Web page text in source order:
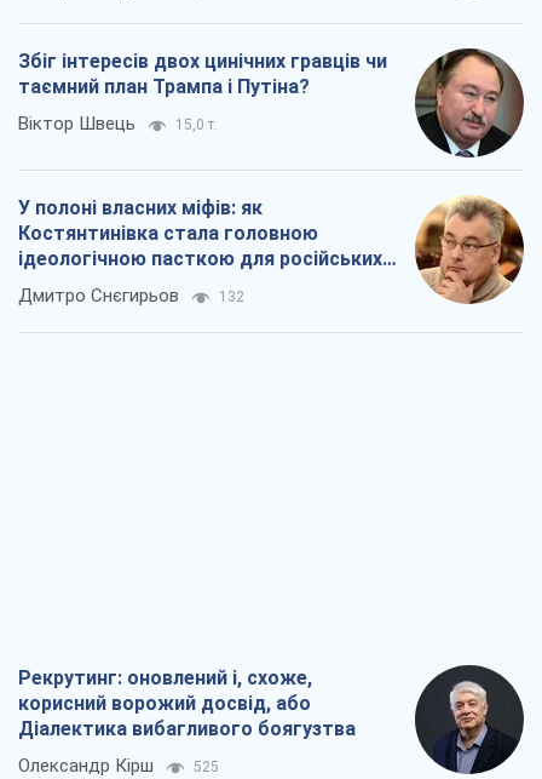
Збіг інтересів двох цинічних гравців чи
таємний план Трампа і Путіна?
Віктор Швець 15,0 т.
У полоні власних міфів: як
Костянтинівка стала головною
ідеологічною пасткою для російських
окупантів
Дмитро Снєгирьов 132
Рекрутинг: оновлений і, схоже,
корисний ворожий досвід, або
Діалектика вибагливого боягузтва
Олександр Кірш 525